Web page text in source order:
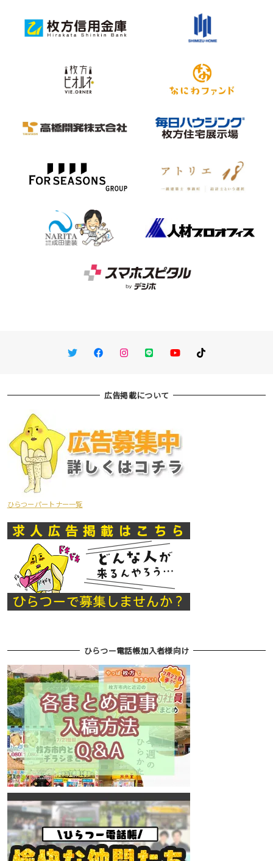
TwitterFacebookInstagram
LINE You TubeTikTok
広告掲載について
ひらつーパートナー一覧
ひらつー電話帳加入者様向け